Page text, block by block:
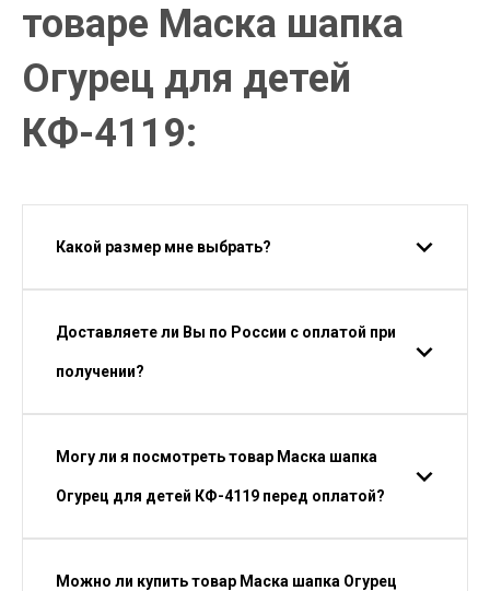
товаре Маска шапка
Огурец для детей
КФ-4119:
Какой размер мне выбрать?
Доставляете ли Вы по России с оплатой при
получении?
Могу ли я посмотреть товар Маска шапка
Огурец для детей КФ-4119 перед оплатой?
Можно ли купить товар Маска шапка Огурец